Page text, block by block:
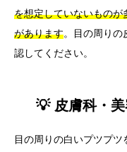
を想定していないもの
があります。目の周りの
認してください。
💡 皮膚科・
目の周りの白いプツプ